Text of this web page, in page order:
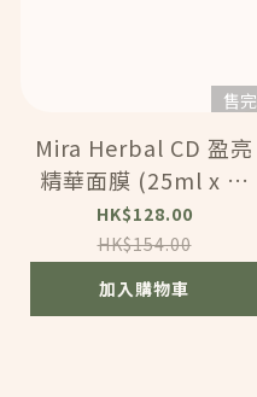
售完
Mira Herbal CD 盈亮
精華面膜 (25ml x 5)
(VMA048)
HK$128.00
HK$154.00
加入購物車